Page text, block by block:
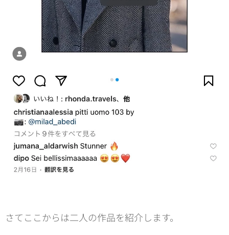
さてここからは二人の作品を紹介します。